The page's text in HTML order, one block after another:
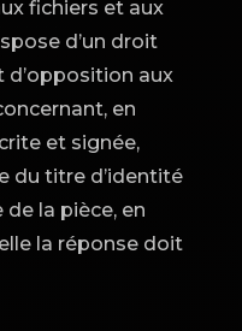
fichiers et aux
d’un droit
d’opposition aux
en
et signée,
du titre d’identité
la pièce, en
la réponse doit